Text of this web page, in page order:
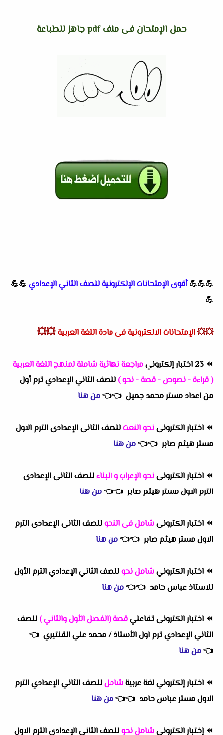
حمل الإمتحان فى ملف pdf جاهز للطباعة
💪💪💪أقوى الإمتحانات الإلكترونية للصف الثاني الإعدادي 💪💪
💪
💥💥الإمتحانات الالكترونية فى مادة اللغة العربية 💥💥
⏪ 23 اختبار إلكتروني
مراجعة نهائية شاملة لمنهج اللغة العربية
( قراءة - نصوص - قصة - نحو ) للصف الثاني الإعدادي ترم أول
من اعداد مستر محمد جميل 👈
👈من هنا
⏪ اختبار الكترونىنحو النعتللصف الثانى الإعدادى الترم الاول
مستر هيثم صابر 👈
👈من هنا
⏪ اختبار الكترونىنحو الإعراب و البناءللصف الثانى الإعدادى
الترم الاول مستر هيثم صابر 👈
👈من هنا
⏪ اختبار الكترونىشامل فى النحوللصف الثانى الإعدادى الترم
الاول مستر هيثم صابر 👈
👈من هنا
⏪ اختبار الكترونيشامل نحوللصف الثاني الإعدادي الترم الأول
للاستاذ عباس حامد 👈
👈من هنا
⏪ اختبار الكترونى تفاعليقصة(الفصل الأول والثاني ) للصف
الثاني الإعدادي ترم اول الأستاذ / محمد علي القنتيري 👈
👈من هنا
⏪ اختبار إلكتروني لغة عربيةشاملللصف الثاني الإعدادي الترم
الاول مستر عباس حامد 👈
👈من هنا
⏪إختبار الكترونىشامل نحوللصف الثانى الإعدادى الترم الاول